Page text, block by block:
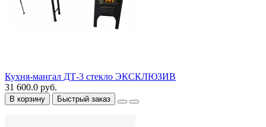
Кухня-мангал ДТ-3 стекло ЭКСКЛЮЗИВ
31 600.0 руб.
В корзину Быстрый заказ